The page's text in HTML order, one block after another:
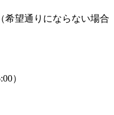
希望通りにならない場合
）